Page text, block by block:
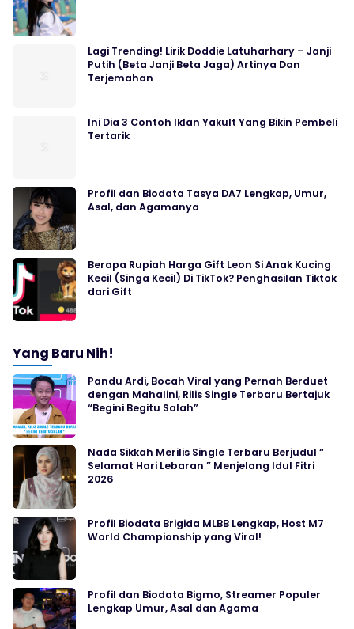
Lagi Trending! Lirik Doddie Latuharhary – Janji
Putih (Beta Janji Beta Jaga) Artinya Dan
Terjemahan
Ini Dia 3 Contoh Iklan Yakult Yang Bikin Pembeli
Tertarik
Profil dan Biodata Tasya DA7 Lengkap, Umur,
Asal, dan Agamanya
Berapa Rupiah Harga Gift Leon Si Anak Kucing
Kecil (Singa Kecil) Di TikTok? Penghasilan Tiktok
dari Gift
Yang Baru Nih!
Pandu Ardi, Bocah Viral yang Pernah Berduet
dengan Mahalini, Rilis Single Terbaru Bertajuk
“Begini Begitu Salah”
Nada Sikkah Merilis Single Terbaru Berjudul “
Selamat Hari Lebaran ” Menjelang Idul Fitri
2026
Profil Biodata Brigida MLBB Lengkap, Host M7
World Championship yang Viral!
Profil dan Biodata Bigmo, Streamer Populer
Lengkap Umur, Asal dan Agama